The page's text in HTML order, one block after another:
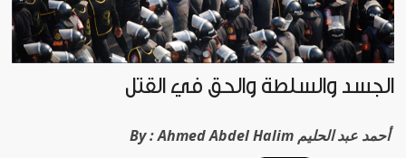
الجسد والسلطة والحق في القتل
By : Ahmed Abdel Halim أحمد عبد الحليم